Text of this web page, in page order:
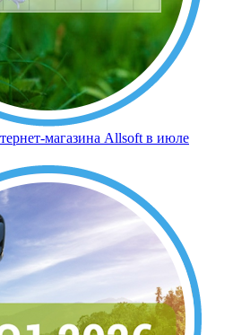
магазина Allsoft в июле